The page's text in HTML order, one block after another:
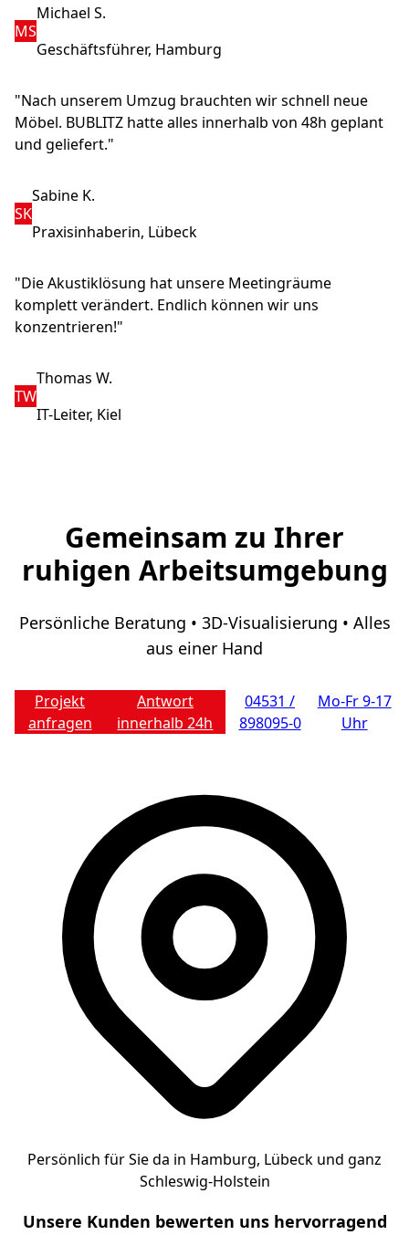
MS
Michael S.
Geschäftsführer, Hamburg
"Nach unserem Umzug brauchten wir schnell neue
Möbel. BUBLITZ hatte alles innerhalb von 48h geplant
und geliefert."
SK
Sabine K.
Praxisinhaberin, Lübeck
"Die Akustiklösung hat unsere Meetingräume
komplett verändert. Endlich können wir uns
konzentrieren!"
TW
Thomas W.
IT-Leiter, Kiel
Gemeinsam zu Ihrer
ruhigen Arbeitsumgebung
Persönliche Beratung • 3D-Visualisierung • Alles
aus einer Hand
Projekt
anfragen
Antwort
innerhalb 24h
04531 /
898095-0
Mo-Fr 9-17
Uhr
Persönlich für Sie da in Hamburg, Lübeck und ganz
Schleswig-Holstein
Unsere Kunden bewerten uns hervorragend